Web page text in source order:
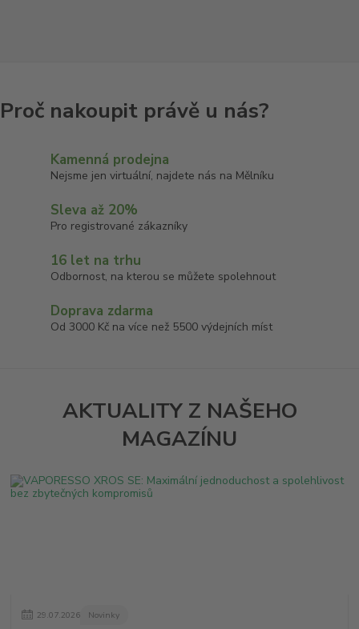
Kamenná prodejna
Nejsme jen virtuální, najdete nás na Mělníku
Sleva až 20%
Pro registrované zákazníky
16 let na trhu
Odbornost, na kterou se můžete spolehnout
Doprava zdarma
Od 3000 Kč na více než 5500 výdejních míst
AKTUALITY Z NAŠEHO
MAGAZÍNU
29.07.2026 Novinky